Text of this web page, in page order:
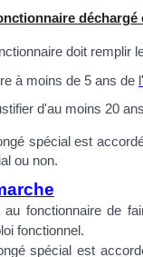
doit remplir
à moins de 5 ans de
d'au moins 20
spécial est
ou non.
au fonctionnaire de
fonctionnel.
spécial est